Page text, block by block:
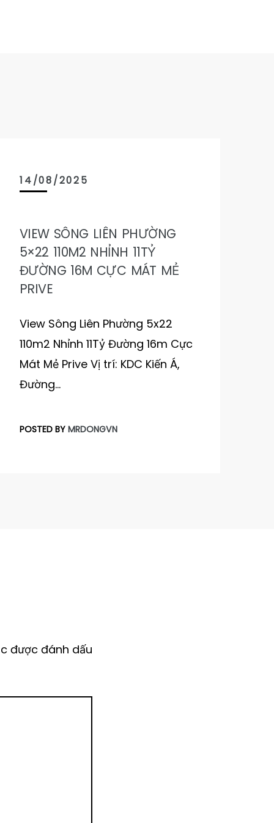
14/08/2025
VIEW SÔNG LIÊN PHƯỜNG
5×22 110M2 NHỈNH 11TỶ
ĐƯỜNG 16M CỰC MÁT MẺ
PRIVE
View Sông Liên Phường 5x22
110m2 Nhỉnh 11Tỷ Đường 16m Cực
Mát Mẻ Prive Vị trí: KDC Kiến Á,
Đường…
POSTED BY MRDONGVN
được đánh dấu